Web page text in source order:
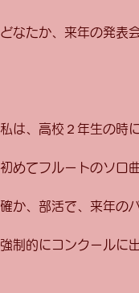
どなたか、来年の発表
私は、高校２年生の時
初めてフルートのソロ
確か、部活で、来年の
強制的にコンクールに